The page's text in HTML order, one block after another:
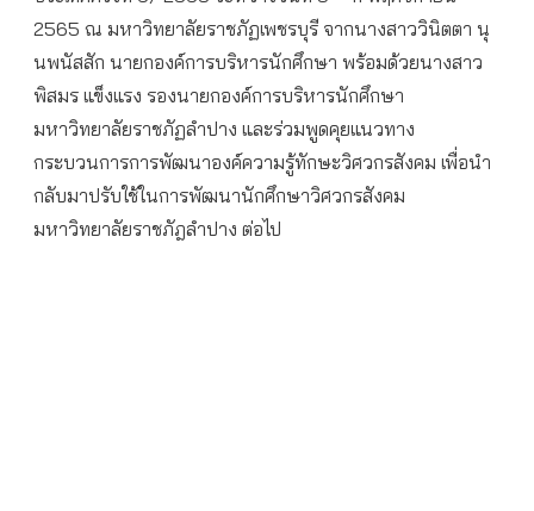
2565 ณ มหาวิทยาลัยราชภัฏเพชรบุรี จากนางสาววินิตตา นุ
นพนัสสัก นายกองค์การบริหารนักศึกษา พร้อมด้วยนางสาว
พิสมร แข็งแรง รองนายกองค์การบริหารนักศึกษา
มหาวิทยาลัยราชภัฏลำปาง และร่วมพูดคุยแนวทาง
กระบวนการการพัฒนาองค์ความรู้ทักษะวิศวกรสังคม เพื่อนำ
กลับมาปรับใช้ในการพัฒนานักศึกษาวิศวกรสังคม
มหาวิทยาลัยราชภัฎลำปาง ต่อไป